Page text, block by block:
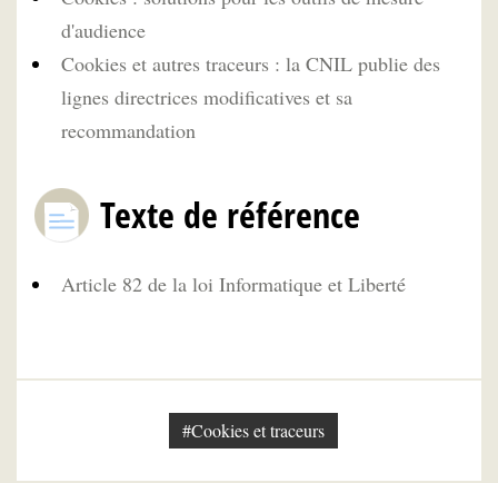
d'audience
Cookies et autres traceurs : la CNIL publie des
lignes directrices modificatives et sa
recommandation
Texte de référence
Article 82 de la loi Informatique et Liberté
#Cookies et traceurs